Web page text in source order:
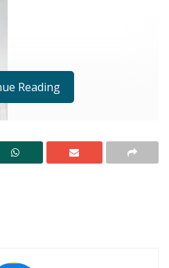
de Reyes con rosca y
Reading